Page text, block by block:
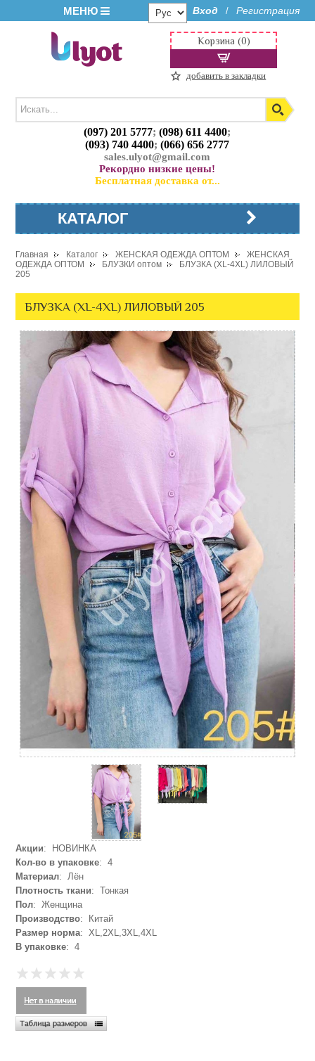
МЕНЮ Вход / Регистрация
(097) 201 5777;(098) 611 4400;
(093) 740 4400;(066) 656 2777
sales.ulyot@gmail.com
Рекордно низкие цены!
Бесплатная доставка от...
Корзина (0)
добавить в закладки
КАТАЛОГ
Главная Каталог ЖЕНСКАЯ ОДЕЖДА ОПТОМ
ЖЕНСКАЯ
ОДЕЖДА ОПТОМ
БЛУЗКИ оптом
БЛУЗКА (XL-4XL) ЛИЛОВЫЙ
205
БЛУЗКА (XL-4XL) ЛИЛОВЫЙ 205
Акции: НОВИНКА
Кол-во в упаковке: 4
Материал: Лён
Плотность ткани: Тонкая
Пол: Женщина
Производство: Китай
Размер норма: XL,2XL,3XL,4XL
В упаковке: 4